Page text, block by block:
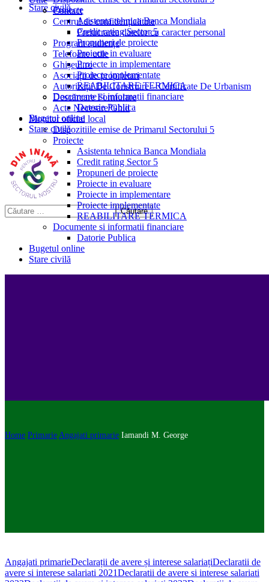
Stare civilă
Proiecte
Asistenta tehnica Banca Mondiala
Credit rating Sector 5
Propuneri de proiecte
Proiecte in evaluare
Proiecte in implementare
Proiecte implementate
REABILITARE TERMICA
Documente si informatii financiare
Datorie Publica
Bugetul online
Stare civilă
Contact
Centrul de confidențialitate
Prelucrarea datelor cu caracter personal
Program audiențe
Telefoane utile
Ghișeul.ro
Asociații de proprietari
Autorizații De Construire – Certificate De Urbanism
Descărcare Formulare
Acte Necesare/Ghid
Monitor oficial local
Dispozitiile emise de Primarul Sectorului 5
Proiecte
Asistenta tehnica Banca Mondiala
Credit rating Sector 5
Propuneri de proiecte
Proiecte in evaluare
Proiecte in implementare
Proiecte implementate
REABILITARE TERMICA
Documente si informatii financiare
Datorie Publica
Bugetul online
Stare civilă
Home Primarie Angajati primarie Iamandi M. George
Angajati primarieDeclarații de avere și interese salariațiDeclaratii de
avere si interese salariati 2021Declaratii de avere si interese salariati